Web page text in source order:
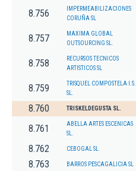
8.756
IMPERMEABILIZACIONES
CORUÑA SL
8.757
MAXIMA GLOBAL
OUTSOURCING SL.
8.758
RECURSOS TECNICOS
ARTISTICOS SL
8.759
TRISQUEL COMPOSTELA I.S.
SL.
8.760 TRISKELDEGUSTA SL.
8.761
ABELLA ARTES ESCENICAS
SL.
8.762 CEBOGAL SL
8.763 BARROS PESCAGALICIA SL